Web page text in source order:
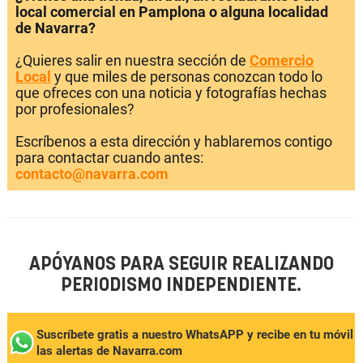
local comercial en Pamplona o alguna localidad
de Navarra?
¿Quieres salir en nuestra sección de Comercio
Local y que miles de personas conozcan todo lo
que ofreces con una noticia y fotografías hechas
por profesionales?
Escríbenos a esta dirección y hablaremos contigo
para contactar cuando antes:
contacto@navarra.com
APÓYANOS PARA SEGUIR REALIZANDO
PERIODISMO INDEPENDIENTE.
Suscríbete gratis a nuestro WhatsAPP y recibe en tu móvil
las alertas de Navarra.com